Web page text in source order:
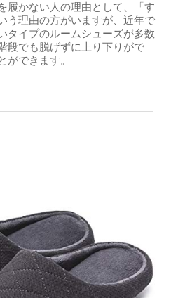
履かない人の理由として、「す
う理由の方がいますが、近年で
タイプのルームシューズが多数
段でも脱げずに上り下りがで
ができます。